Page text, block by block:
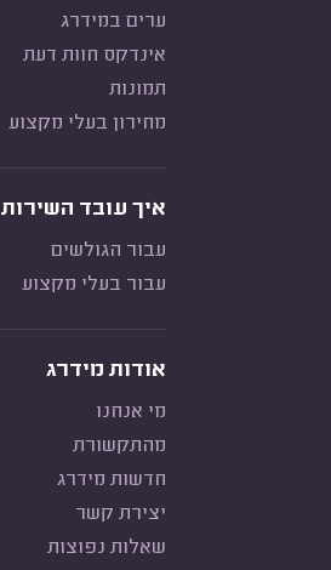
ערים במידרג
אינדקס חוות דעת
תמונות
מחירון בעלי מקצוע
איך עובד השירות
עבור הגולשים
עבור בעלי מקצוע
אודות מידרג
מי אנחנו
מהתקשורת
חדשות מידרג
יצירת קשר
שאלות נפוצות